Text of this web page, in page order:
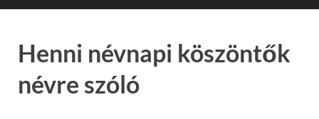
Henni névnapi köszöntők
névre szóló